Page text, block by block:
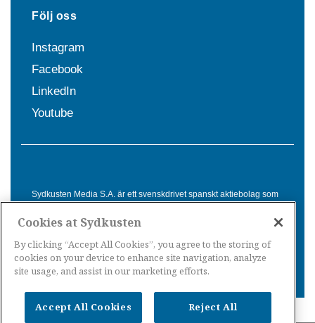
Följ oss
Instagram
Facebook
LinkedIn
Youtube
Sydkusten Media S.A. är ett svenskdrivet spanskt aktiebolag som
Spanien. Genom nyhetsbevakning av hela Spanien, med bas på
informationsförmedling för svenskar i Spanien.
Cookies at Sydkusten
By clicking “Accept All Cookies”, you agree to the storing of
cookies on your device to enhance site navigation, analyze
site usage, and assist in our marketing efforts.
Accept All Cookies Reject All